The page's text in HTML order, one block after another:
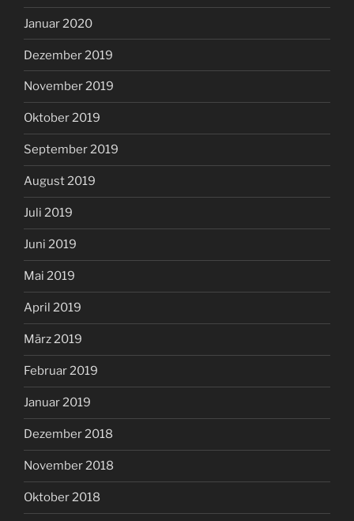
Januar 2020
Dezember 2019
November 2019
Oktober 2019
September 2019
August 2019
Juli 2019
Juni 2019
Mai 2019
April 2019
März 2019
Februar 2019
Januar 2019
Dezember 2018
November 2018
Oktober 2018